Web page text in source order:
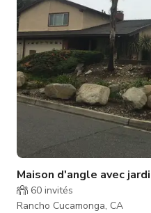
Maison d'angle avec
60 invités
Rancho Cucamonga, CA